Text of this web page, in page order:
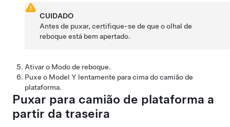
CUIDADO
Antes de puxar, certifique-se de que o olhal de
reboque está bem apertado.
Ativar o Modo de reboque.
Puxe o Model Y lentamente para cima do camião de
plataforma.
Puxar para camião de plataforma a
partir da traseira